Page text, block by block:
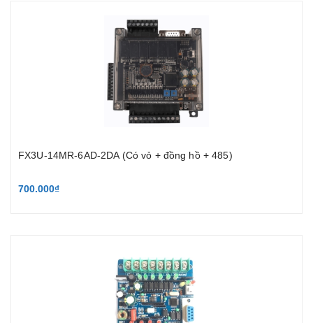
FX3U-14MR-6AD-2DA (Có vỏ + đồng hồ + 485)
700.000₫